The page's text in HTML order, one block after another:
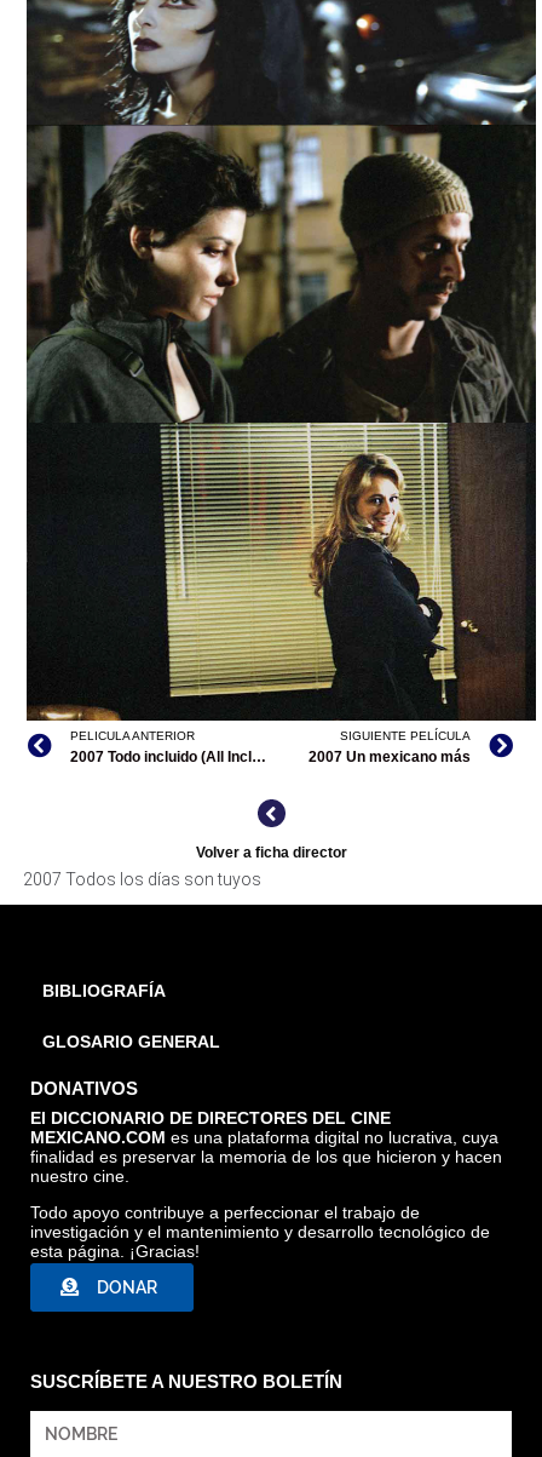
TODOS LOS DÍAS SON TUYOS, ARCHIVO IMCINE
TODOS LOS DÍAS SON TUYOS, ARCHIVO IMCINE
PELICULA ANTERIOR
2007 Todo incluido (All Inclusive) (única película en México)
SIGUIENTE PELÍCULA
2007 Un mexicano más
Volver a ficha director
2007 Todos los días son tuyos
BIBLIOGRAFÍA
GLOSARIO GENERAL
DONATIVOS
El DICCIONARIO DE DIRECTORES DEL CINE
MEXICANO.COM es una plataforma digital no lucrativa, cuya
finalidad es preservar la memoria de los que hicieron y hacen
nuestro cine.
Todo apoyo contribuye a perfeccionar el trabajo de
investigación y el mantenimiento y desarrollo tecnológico de
esta página. ¡Gracias!
DONAR
SUSCRÍBETE A NUESTRO BOLETÍN